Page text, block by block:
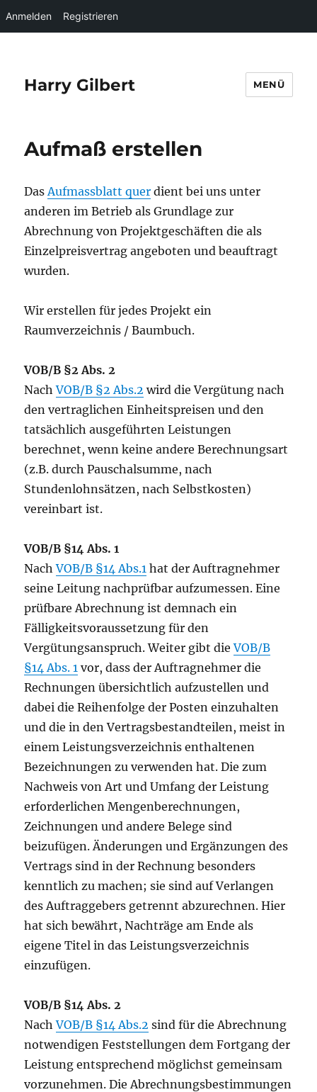
Anmelden Registrieren
Harry Gilbert MENÜ
Aufmaß erstellen
DasAufmassblatt quer dient bei uns unter
anderen im Betrieb als Grundlage zur
Abrechnung von Projektgeschäften die als
Einzelpreisvertrag angeboten und beauftragt
wurden.
Wir erstellen für jedes Projekt ein
Raumverzeichnis / Baumbuch.
VOB/B §2 Abs. 2
NachVOB/B §2 Abs.2 wird die Vergütung nach
den vertraglichen Einheitspreisen und den
tatsächlich ausgeführten Leistungen
berechnet, wenn keine andere Berechnungsart
(z.B. durch Pauschalsumme, nach
Stundenlohnsätzen, nach Selbstkosten)
vereinbart ist.
VOB/B §14 Abs. 1
NachVOB/B §14 Abs.1 hat der Auftragnehmer
seine Leitung nachprüfbar aufzumessen. Eine
prüfbare Abrechnung ist demnach ein
Fälligkeitsvoraussetzung für den
Vergütungsanspruch. Weiter gibt dieVOB/B
§14 Abs. 1 vor, dass der Auftragnehmer die
Rechnungen übersichtlich aufzustellen und
dabei die Reihenfolge der Posten einzuhalten
und die in den Vertragsbestandteilen, meist in
einem Leistungsverzeichnis enthaltenen
Bezeichnungen zu verwenden hat. Die zum
Nachweis von Art und Umfang der Leistung
erforderlichen Mengenberechnungen,
Zeichnungen und andere Belege sind
beizufügen. Änderungen und Ergänzungen des
Vertrags sind in der Rechnung besonders
kenntlich zu machen; sie sind auf Verlangen
des Auftraggebers getrennt abzurechnen. Hier
hat sich bewährt, Nachträge am Ende als
eigene Titel in das Leistungsverzeichnis
einzufügen.
VOB/B §14 Abs. 2
NachVOB/B §14 Abs.2 sind für die Abrechnung
notwendigen Feststellungen dem Fortgang der
Leistung entsprechend möglichst gemeinsam
vorzunehmen. Die Abrechnungsbestimmungen